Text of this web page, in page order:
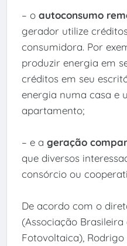
– o autoconsumo
gerador utilize
consumidora. Por
produzir energia em
créditos em seu
energia numa casa e
apartamento;
– e a geração
que diversos
consórcio ou
De acordo com o
(Associação
Fotovoltaica), Rodrigo